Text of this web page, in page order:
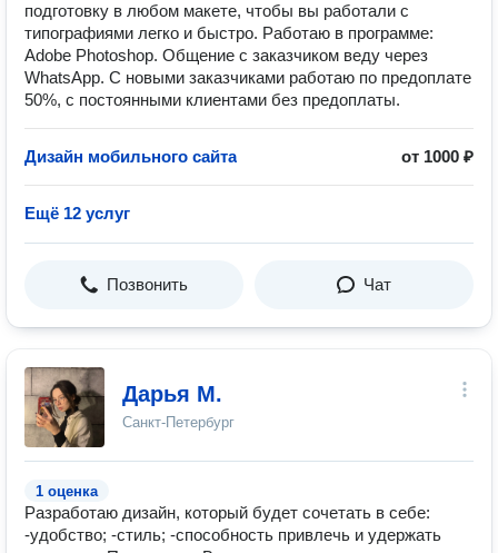
подготовку в любом макете, чтобы вы работали с
типографиями легко и быстро. Работаю в программе:
Adobe Photoshop. Общение с заказчиком веду через
WhatsApp. С новыми заказчиками работаю по предоплате
50%, с постоянными клиентами без предоплаты.
Дизайн мобильного сайта от 1000 ₽
Ещё 12 услуг
Позвонить Чат
Дарья М.
Санкт-Петербург
1 оценка
Разработаю дизайн, который будет сочетать в себе:
-удобство; -стиль; -способность привлечь и удержать